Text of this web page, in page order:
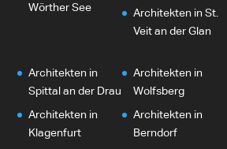
Wörther See
Architekten in St.
Veit an der Glan
Architekten in
Spittal an der Drau
Architekten in
Wolfsberg
Architekten in
Klagenfurt
Architekten in
Berndorf